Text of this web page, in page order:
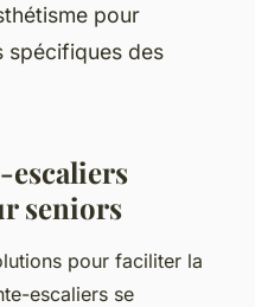
pour
spécifiques des
escaliers
seniors
pour faciliter la
escaliers se